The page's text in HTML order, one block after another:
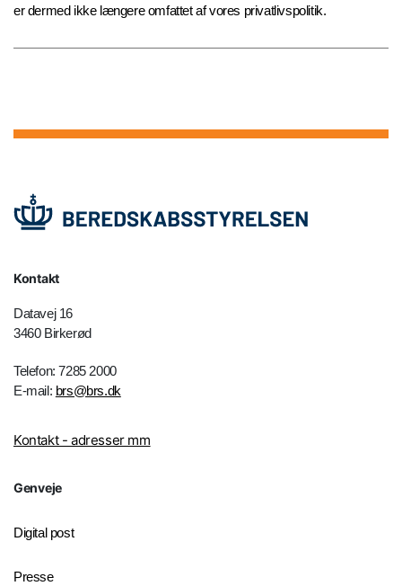
er dermed ikke længere omfattet af vores privatlivspolitik.
Kontakt
Datavej 16
3460 Birkerød
Telefon: 7285 2000
E-mail: brs@brs.dk
Kontakt - adresser mm
Genveje
Digital post
Presse